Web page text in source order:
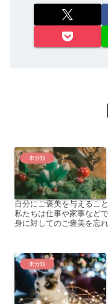
未分類
自分にご褒美を与えるこ
私たちは仕事や家事など
身に対してのご褒美を忘
未分類